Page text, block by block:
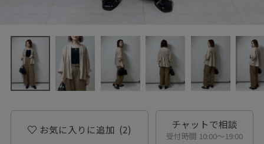
お気に入りに追加 (2) チャットで相談
受付時間 10:00〜19:00